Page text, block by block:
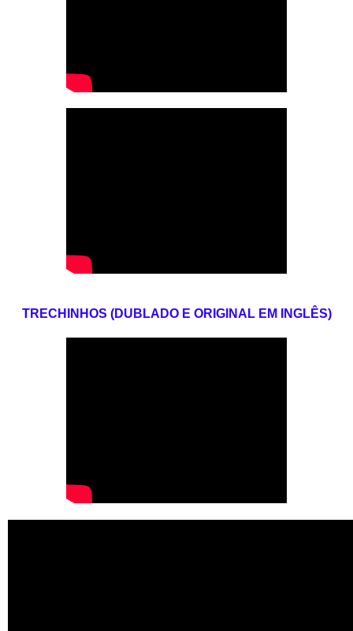
TRECHINHOS (DUBLADO E ORIGINAL EM INGLÊS)